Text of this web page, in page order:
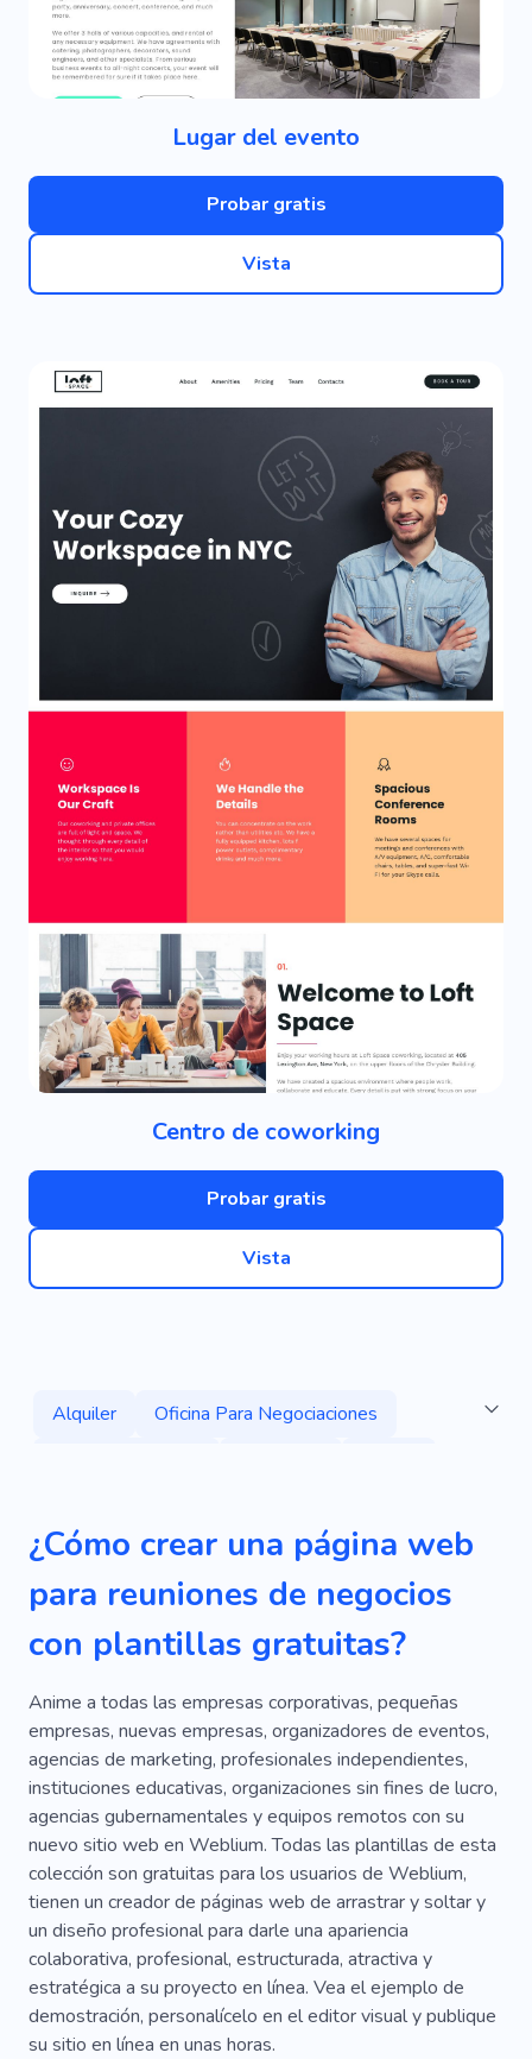
Lugar del evento
Probar gratis
Vista
Centro de coworking
Probar gratis
Vista
Alquiler
Oficina Para Negociaciones
Trabajar
Centro De Oficina
Conferencia
Local De Alquiler
Local En Alquiler
Lugar Para Reuniones
Capacitación
Clase Magistral
Desarrollo Web
Consultante
Estrategia
Seminario
Gestión
Astrología
Bandera
Titular De La Tarjeta De Visita
Expectativa
Familia
Sistemas De Energía
Aumentar
Crecimiento
Trimestre Comercial
Hombre De Negocios
Personal
Ciencias Económicas
Emprendimiento
¿Cómo crear una página web
para reuniones de negocios
con plantillas gratuitas?
Anime a todas las empresas corporativas, pequeñas
empresas, nuevas empresas, organizadores de eventos,
agencias de marketing, profesionales independientes,
instituciones educativas, organizaciones sin fines de lucro,
agencias gubernamentales y equipos remotos con su
nuevo sitio web en Weblium. Todas las plantillas de esta
colección son gratuitas para los usuarios de Weblium,
tienen un creador de páginas web de arrastrar y soltar y
un diseño profesional para darle una apariencia
colaborativa, profesional, estructurada, atractiva y
estratégica a su proyecto en línea. Vea el ejemplo de
demostración, personalícelo en el editor visual y publique
su sitio en línea en unas horas.